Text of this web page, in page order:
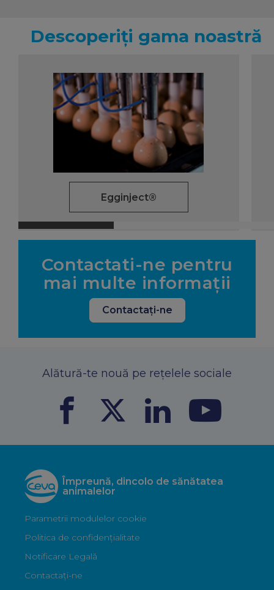
Descoperiți gama noastră
Egginject®
Contactati-ne pentru
mai multe informaţii
Contactaţi-ne
Alătură-te nouă pe rețelele sociale
Împreună, dincolo de sănătatea
animalelor
Parametrii modulelor cookie
Politica de confidențialitate
Notificare Legală
Contactați-ne